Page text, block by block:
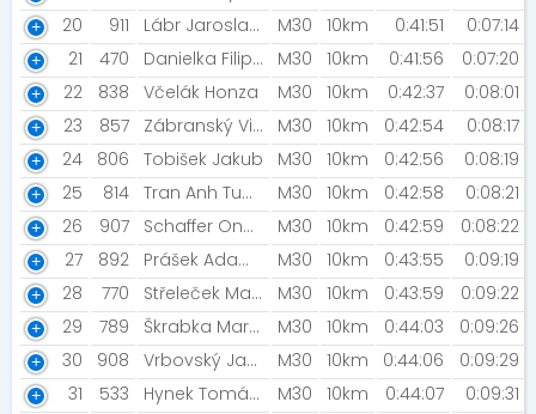
20
911 Lábr Jaroslav [Beer Bears] M30 10km 0:41:51
0:07:14
21
470 Danielka Filip [Vegan Power] M30 10km 0:41:56
0:07:20
22
838 Včelák Honza M30 10km 0:42:37
0:08:01
23
857 Zábranský Vilém [TAC] M30 10km 0:42:54
0:08:17
24
806 Tobišek Jakub M30 10km 0:42:56
0:08:19
25
814 Tran Anh Tuan [TAC] M30 10km 0:42:58
0:08:21
26
907 Schaffer Ondřej M30 10km 0:42:59
0:08:22
27
892 Prášek Adam [Kasper-Swix Team] M30 10km 0:43:55
0:09:19
28
770 Střeleček Marek M30 10km 0:43:59
0:09:22
29
789 Škrabka Martin M30 10km 0:44:03
0:09:26
30
908 Vrbovský Jakub [Startup Kitchen] M30 10km 0:44:06
0:09:29
31
533 Hynek Tomáš [FTC Vysoké Mýto] M30 10km 0:44:07
0:09:31